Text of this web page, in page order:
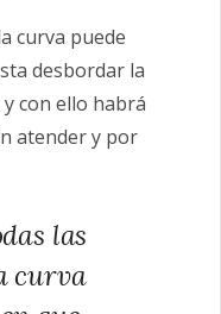
curva puede
desbordar la
y con ello habrá
atender y por
las
curva